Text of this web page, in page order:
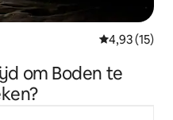
Gemiddelde
4,93 (15)
om Boden te